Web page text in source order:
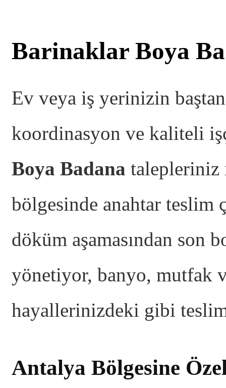
Barinaklar Boya
Ev veya iş yerinizin
koordinasyon ve kaliteli
Boya Badana
bölgesinde anahtar teslim
döküm aşamasından son
yönetiyor, banyo, mutfak
hayallerinizdeki gibi
Antalya Bölgesine